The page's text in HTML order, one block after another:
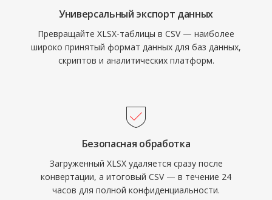
Универсальный экспорт данных
Превращайте XLSX-таблицы в CSV — наиболее
широко принятый формат данных для баз данных,
скриптов и аналитических платформ.
Безопасная обработка
Загруженный XLSX удаляется сразу после
конвертации, а итоговый CSV — в течение 24
часов для полной конфиденциальности.